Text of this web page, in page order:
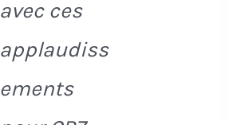
avec ces
applaudiss
ements